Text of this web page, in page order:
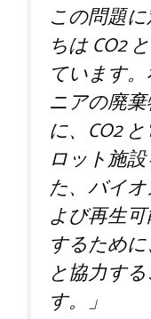
この問題
ちは CO2
ています
ニアの廃
に、CO2
ロット施
た、バイ
よび再生
するため
と協力す
す。」